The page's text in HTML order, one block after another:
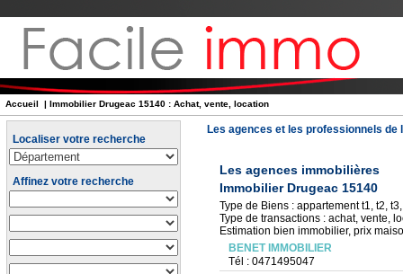
Accueil | Immobilier Drugeac 15140 : Achat, vente, location
Localiser votre recherche
Affinez votre recherche
Les agences et les professionnels
Les agences immobilières
Immobilier Drugeac 15140
Type de Biens : appartement t1, t2,
Type de transactions : achat, vente,
Estimation bien immobilier, prix
BENET IMMOBILIER
Tél : 0471495047